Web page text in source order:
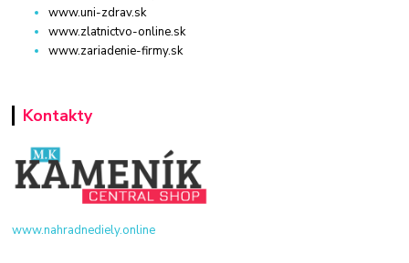
www.uni-zdrav.sk
www.zlatnictvo-online.sk
www.zariadenie-firmy.sk
Kontakty
www.nahradnediely.online